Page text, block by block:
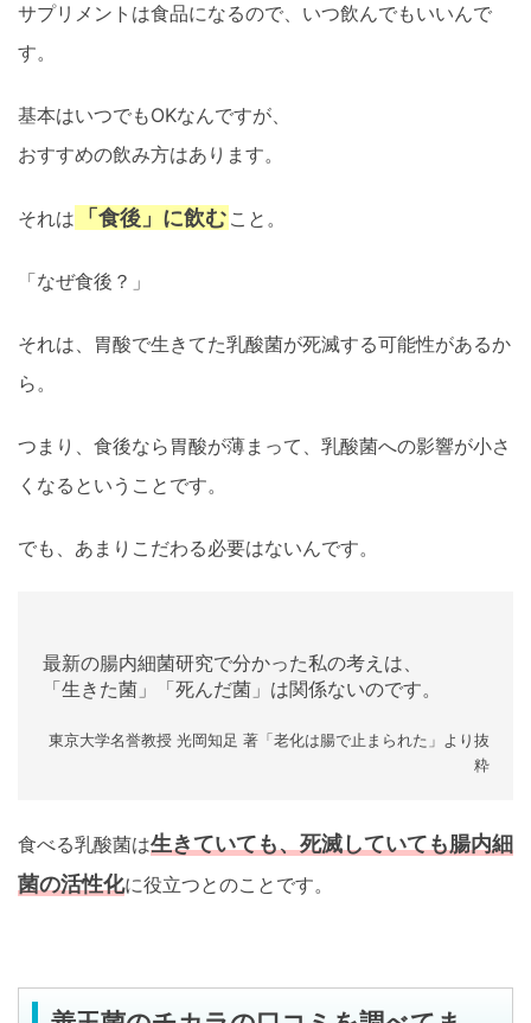
サプリメントは食品になるので、いつ飲んでもいいんで
す。
基本はいつでもOKなんですが、
おすすめの飲み方はあります。
それは 「食後」に飲む こと。
「なぜ食後？」
それは、胃酸で生きてた乳酸菌が死滅する可能性があるか
ら。
つまり、食後なら胃酸が薄まって、乳酸菌への影響が小さ
くなるということです。
でも、あまりこだわる必要はないんです。
最新の腸内細菌研究で分かった私の考えは、
「生きた菌」「死んだ菌」は関係ないのです。
東京大学名誉教授 光岡知足 著「老化は腸で止まられた」より抜
粋
食べる乳酸菌は生きていても、死滅していても腸内細
菌の活性化に役立つとのことです。